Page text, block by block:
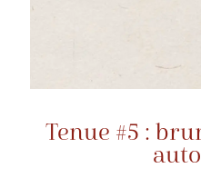
Tenue #5 :